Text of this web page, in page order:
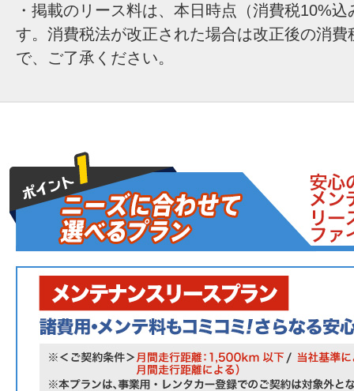
・掲載のリース料は、本日時点（消費税10%
す。消費税法が改正された場合は改正後の消費
で、ご了承ください。